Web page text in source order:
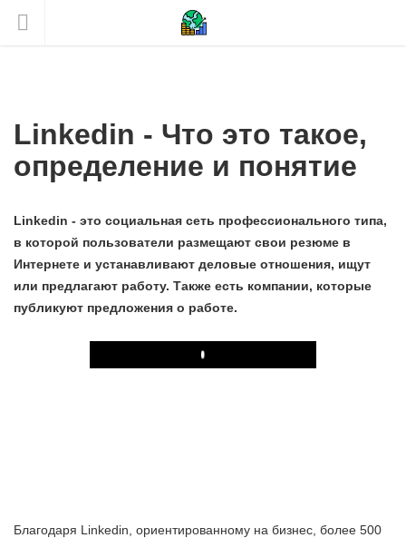
Linkedin - Что это такое,
определение и понятие
Linkedin - это социальная сеть профессионального типа,
в которой пользователи размещают свои резюме в
Интернете и устанавливают деловые отношения, ищут
или предлагают работу. Также есть компании, которые
публикуют предложения о работе.
Play
Благодаря Linkedin, ориентированному на бизнес, более 500